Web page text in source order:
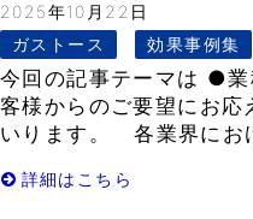
2025年10月22日
ガストース
効果事例集
今回の記事テーマは ●
客様からのご要望にお
いります。 各業界にお
詳細はこちら